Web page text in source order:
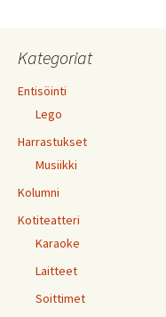
Kategoriat
Entisöinti
Lego
Harrastukset
Musiikki
Kolumni
Kotiteatteri
Karaoke
Laitteet
Soittimet